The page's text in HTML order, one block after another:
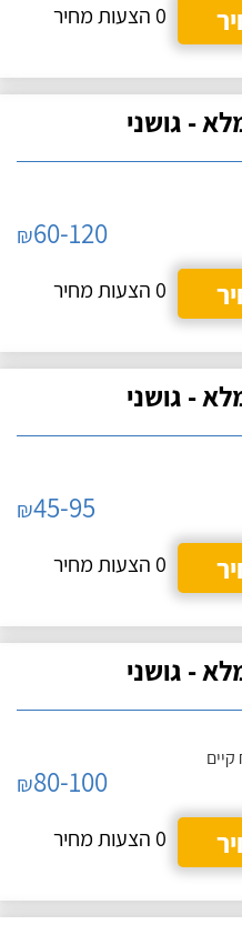
0 הצעות מחיר
- גושני
₪60-120
0 הצעות מחיר
- גושני
₪45-95
0 הצעות מחיר
- גושני
₪80-100
0 הצעות מחיר